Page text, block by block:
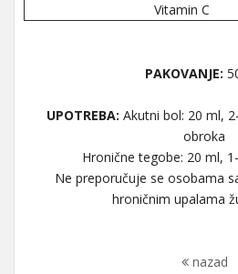
Vitamin C
PAKOVANJE:
UPOTREBA: Akutni bol: 20 ml,
obroka
Hronične tegobe: 20 ml,
Ne preporučuje se osobama
hroničnim upalama
nazad